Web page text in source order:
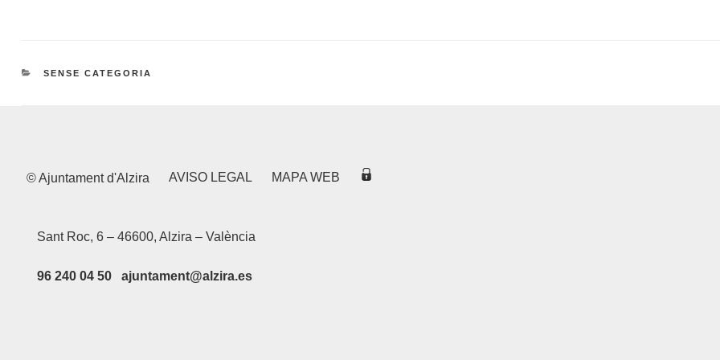
CATEGORIES
SENSE CATEGORIA
© Ajuntament d'Alzira AVISO LEGAL MAPA WEB
Sant Roc, 6 – 46600, Alzira – València
96 240 04 50 ajuntament@alzira.es